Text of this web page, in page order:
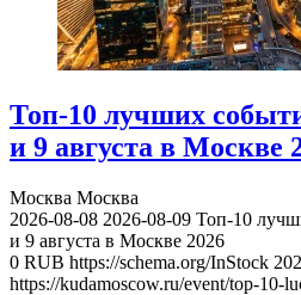
Топ-10 лучших
и 9 августа в Москве
Москва Москва
2026-08-08 2026-08-09 Топ-10
и 9 августа в Москве 2026
0 RUB https://schema.org/InStock
https://kudamoscow.ru/event/top-10-